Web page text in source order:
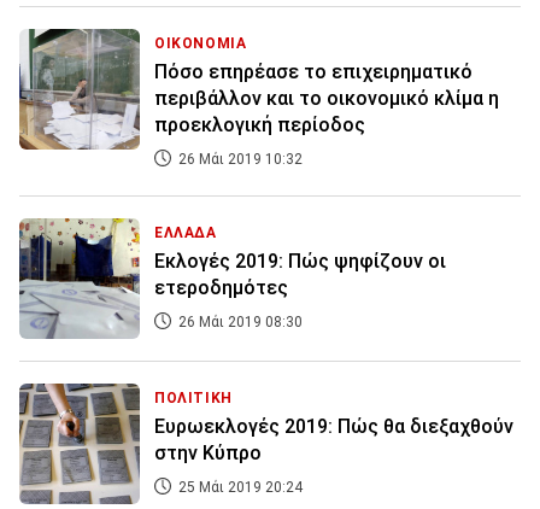
ΟΙΚΟΝΟΜΙΑ
Πόσο επηρέασε το επιχειρηματικό
περιβάλλον και το οικονομικό κλίμα η
προεκλογική περίοδος
26 Μάι 2019 10:32
ΕΛΛΑΔΑ
Εκλογές 2019: Πώς ψηφίζουν οι
ετεροδημότες
26 Μάι 2019 08:30
ΠΟΛΙΤΙΚΗ
Ευρωεκλογές 2019: Πώς θα διεξαχθούν
στην Κύπρο
25 Μάι 2019 20:24